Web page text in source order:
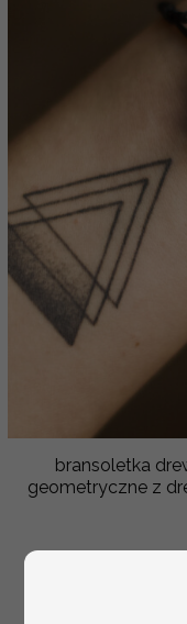
bransoletka
geometryczne z